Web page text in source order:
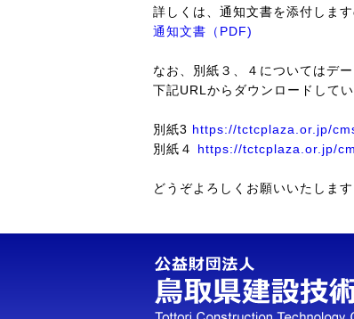
詳しくは、通知文書を添付しま
通知文書（PDF)
なお、別紙３、４についてはデー
下記URLからダウンロードして
別紙3 https://tctcplaza.or.jp/
別紙４ https://tctcplaza.or.jp/
どうぞよろしくお願いいたします